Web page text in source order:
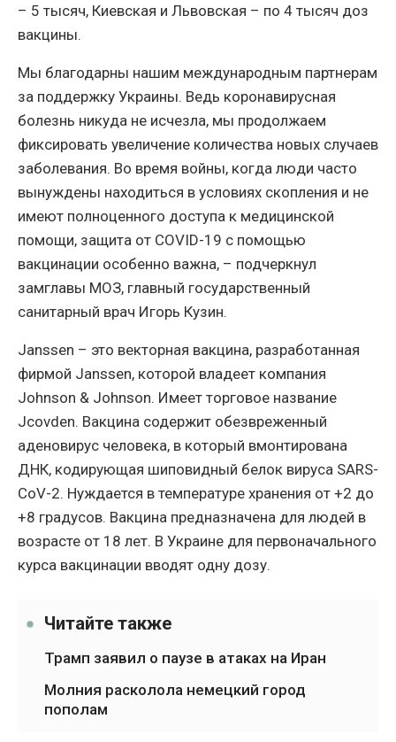
– 5 тысяч, Киевская и Львовская – по 4 тысяч доз
вакцины.
Мы благодарны нашим международным партнерам
за поддержку Украины. Ведь коронавирусная
болезнь никуда не исчезла, мы продолжаем
фиксировать увеличение количества новых случаев
заболевания. Во время войны, когда люди часто
вынуждены находиться в условиях скопления и не
имеют полноценного доступа к медицинской
помощи, защита от COVID-19 с помощью
вакцинации особенно важна, – подчеркнул
замглавы МОЗ, главный государственный
санитарный врач Игорь Кузин.
Janssen – это векторная вакцина, разработанная
фирмой Janssen, которой владеет компания
Johnson & Johnson. Имеет торговое название
Jcovden. Вакцина содержит обезвреженный
аденовирус человека, в который вмонтирована
ДНК, кодирующая шиповидный белок вируса SARS-
CoV-2. Нуждается в температуре хранения от +2 до
+8 градусов. Вакцина предназначена для людей в
возрасте от 18 лет. В Украине для первоначального
курса вакцинации вводят одну дозу.
Читайте также
Трамп заявил о паузе в атаках на Иран
Молния расколола немецкий город
пополам